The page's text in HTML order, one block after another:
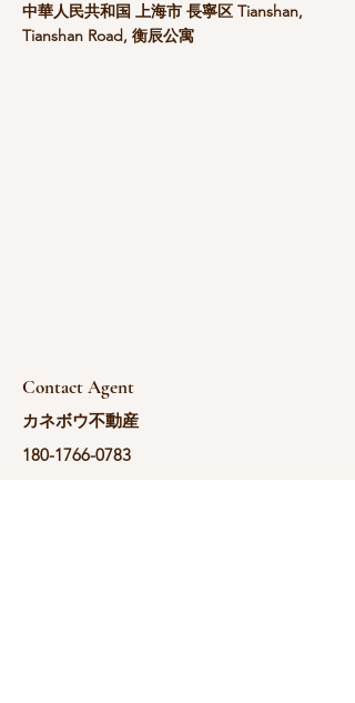
中華人民共和国 上海市 長寧区 Tianshan,
Tianshan Road, 衡辰公寓
Contact Agent
カネボウ不動産
180-1766-0783